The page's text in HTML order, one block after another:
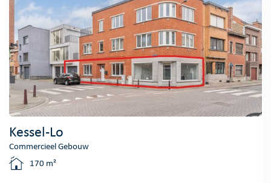
Kessel-Lo
Commercieel Gebouw
170 m²